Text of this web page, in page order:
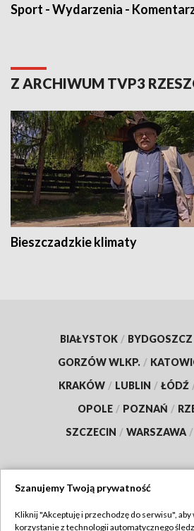
Sport - Wydarzenia -
Z ARCHIWUM TVP3
Bieszczadzkie klimaty
BIAŁYSTOK / BYDGOSZCZ
GORZÓW WLKP. /
KRAKÓW / LUBLIN / ŁÓDŹ
OPOLE / POZNAŃ /
SZCZECIN / WARSZAWA /
Szanujemy Twoją prywatność
Kliknij "Akceptuję i przechodzę do serwisu", aby
korzystanie z technologii automatycznego